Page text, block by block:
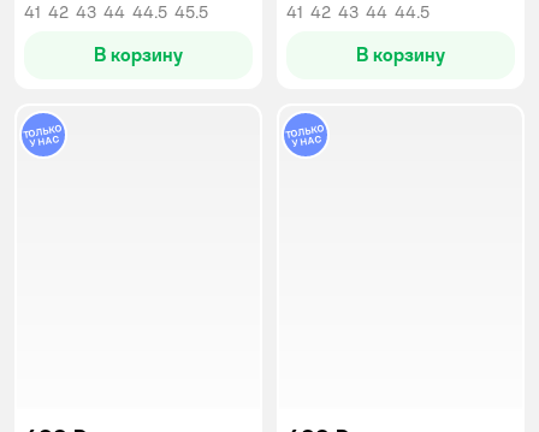
41 42 43 44 44.5 45.5
В корзину
41 42 43 44 44.5
В корзину